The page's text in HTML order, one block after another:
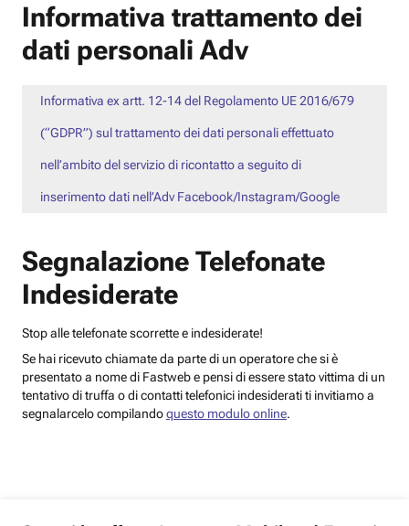
Informativa trattamento dei
dati personali Adv
Informativa ex artt. 12-14 del Regolamento UE 2016/679
(“GDPR”) sul trattamento dei dati personali effettuato
nell’ambito del servizio di ricontatto a seguito di
inserimento dati nell’Adv Facebook/Instagram/Google
Segnalazione Telefonate
Indesiderate
Stop alle telefonate scorrette e indesiderate!
Se hai ricevuto chiamate da parte di un operatore che si è
presentato a nome di Fastweb e pensi di essere stato vittima di un
tentativo di truffa o di contatti telefonici indesiderati ti invitiamo a
segnalarcelo compilandoquesto modulo online.